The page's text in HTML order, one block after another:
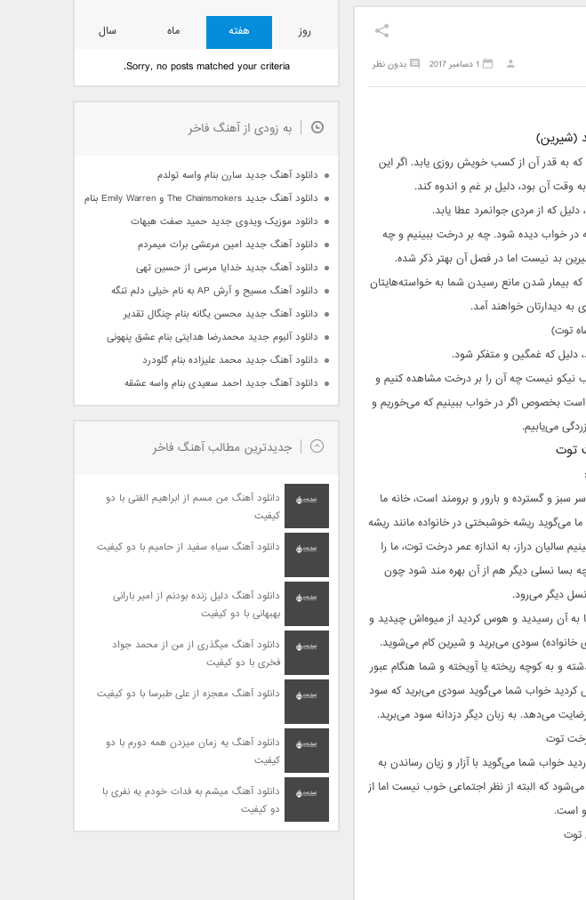
بدون نظر 1 دسامبر 2017
(شیرین)
به قدر آن از کسب خویش روزی یابد. اگر این
وقت آن بود، دلیل بر غم و اندوه کند.
که از مردی جوانمرد عطا یابد.
در خواب دیده شود. چه بر درخت ببینیم و چه
بد نیست اما در فصل آن بهتر ذکر شده.
بیمار شدن مانع رسیدن شما به خواسته‌هایتان
دیدارتان خواهند آمد.
توت)
دلیل که غمگین و متفکر شود.
نیکو نیست چه آن را بر درخت مشاهده کنیم و
بخصوص اگر در خواب ببینیم که می‌خوریم و
می‌یابیم.
توت
سبز و گسترده و بارور و برومند است، خانه ما
ریشه خوشبختی در خانواده مانند ریشه
دراز، به اندازه عمر درخت توت، ما را
بسا نسلی دیگر هم از آن بهره مند شود چون
دیگر می‌رود.
به آن رسیدید و هوس کردید از میوه‌اش چیدید و
خانواده) سودی می‌برید و شیرین کام می‌شوید.
و به کوچه ریخته یا آویخته و شما هنگام عبور
کردید خواب شما می‌گوید سودی می‌برید که سود
می‌دهد. به زبان دیگر دزدانه سود می‌برید.
توت
خواب شما می‌گوید با آزار و زیان رساندن به
که البته از نظر اجتماعی خوب نیست اما از
است.
توت
روز هفته ماه
سال
Sorry, no posts matched your criteria.
به زودی از آهنگ فاخر
دانلود آهنگ جدید سارن بنام واسه تولدم
دانلود آهنگ جدید The Chainsmokers و Emily Warren بنام Side Effects
دانلود موزیک ویدوی جدید حمید صفت هیهات
دانلود آهنگ جدید امین مرعشی برات میمردم
دانلود آهنگ جدید خدایا مرسی از حسین تهی
دانلود آهنگ مسیح و آرش AP به نام خیلی دلم تنگه
دانلود آهنگ جدید محسن یگانه بنام چنگال تقدیر
دانلود آلبوم جدید محمدرضا هدایتی بنام عشق پنهونی
دانلود آهنگ جدید محمد علیزاده بنام گلودرد
دانلود آهنگ جدید احمد سعیدی بنام واسه عشقه
جدیدترین مطالب آهنگ فاخر
دانلود آهنگ من مسم از ابراهیم الفتی با دو
کیفیت
دانلود آهنگ سیاه سفید از حامیم با دو کیفیت
دانلود آهنگ دلیل زنده بودنم از امیر بارانی
بهبهانی با دو کیفیت
دانلود آهنگ میگذری از من از محمد جواد
فخری با دو کیفیت
دانلود آهنگ معجزه از علی طبرسا با دو کیفیت
دانلود آهنگ یه زمان میزدن همه دورم با دو
کیفیت
دانلود آهنگ میشم به فدات خودم یه نفری با
دو کیفیت